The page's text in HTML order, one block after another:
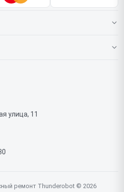
улица, 11
ремонт Thunderobot © 2026